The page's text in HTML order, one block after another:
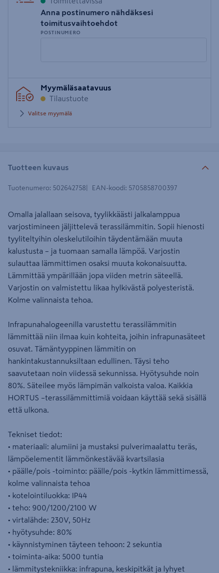
Anna postinumero nähdäksesi
toimitusvaihtoehdot
POSTINUMERO
postinumero
Myymäläsaatavuus
Tilaustuote
Valitse myymälä
Tuotteen kuvaus
Tuotenumero: 502642758 EAN-koodi: 5705858700397
Omalla jalallaan seisova, tyylikkäästi jalkalamppua
varjostimineen jäljittelevä terassilämmitin. Sopii hienosti
tyyliteltyihin oleskelutiloihin täydentämään muuta
kalustusta – ja tuomaan samalla lämpöä. Varjostin
sulauttaa lämmittimen osaksi muuta kokonaisuutta.
Lämmittää ympärillään jopa viiden metrin säteellä.
Varjostin on valmistettu likaa hylkivästä polyesteristä.
Kolme valinnaista tehoa.
Infrapunahalogeenilla varustettu terassilämmitin
lämmittää niin ilmaa kuin kohteita, joihin infrapunasäteet
osuvat. Tämäntyyppinen lämmitin on
hankintakustannuksiltaan edullinen. Täysi teho
saavutetaan noin viidessä sekunnissa. Hyötysuhde noin
80%. Säteilee myös lämpimän valkoista valoa. Kaikkia
HORTUS –terassilämmittimiä voidaan käyttää sekä sisällä
että ulkona.
Tekniset tiedot:
• materiaali: alumiini ja mustaksi pulverimaalattu teräs,
lämpöelementit lämmönkestävää kvartsilasia
• päälle/pois -toiminto: päälle/pois -kytkin lämmittimessä,
kolme valinnaista tehoa
• kotelointiluokka: IP44
• teho: 900/1200/2100 W
• virtalähde: 230V, 50Hz
• hyötysuhde: 80%
• käynnistyminen täyteen tehoon: 2 sekuntia
• toiminta-aika: 5000 tuntia
• lämmitystekniikka: infrapuna, keskipitkät ja lyhyet